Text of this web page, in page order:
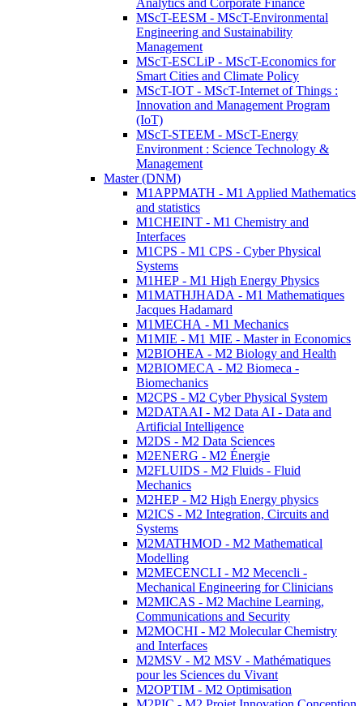
Analytics and Corporate Finance
MScT-EESM - MScT-Environmental
Engineering and Sustainability
Management
MScT-ESCLiP - MScT-Economics for
Smart Cities and Climate Policy
MScT-IOT - MScT-Internet of Things :
Innovation and Management Program
(IoT)
MScT-STEEM - MScT-Energy
Environment : Science Technology &
Management
Master (DNM)
M1APPMATH - M1 Applied Mathematics
and statistics
M1CHEINT - M1 Chemistry and
Interfaces
M1CPS - M1 CPS - Cyber Physical
Systems
M1HEP - M1 High Energy Physics
M1MATHJHADA - M1 Mathematiques
Jacques Hadamard
M1MECHA - M1 Mechanics
M1MIE - M1 MIE - Master in Economics
M2BIOHEA - M2 Biology and Health
M2BIOMECA - M2 Biomeca -
Biomechanics
M2CPS - M2 Cyber Physical System
M2DATAAI - M2 Data AI - Data and
Artificial Intelligence
M2DS - M2 Data Sciences
M2ENERG - M2 Énergie
M2FLUIDS - M2 Fluids - Fluid
Mechanics
M2HEP - M2 High Energy physics
M2ICS - M2 Integration, Circuits and
Systems
M2MATHMOD - M2 Mathematical
Modelling
M2MECENCLI - M2 Mecencli -
Mechanical Engineering for Clinicians
M2MICAS - M2 Machine Learning,
Communications and Security
M2MOCHI - M2 Molecular Chemistry
and Interfaces
M2MSV - M2 MSV - Mathématiques
pour les Sciences du Vivant
M2OPTIM - M2 Optimisation